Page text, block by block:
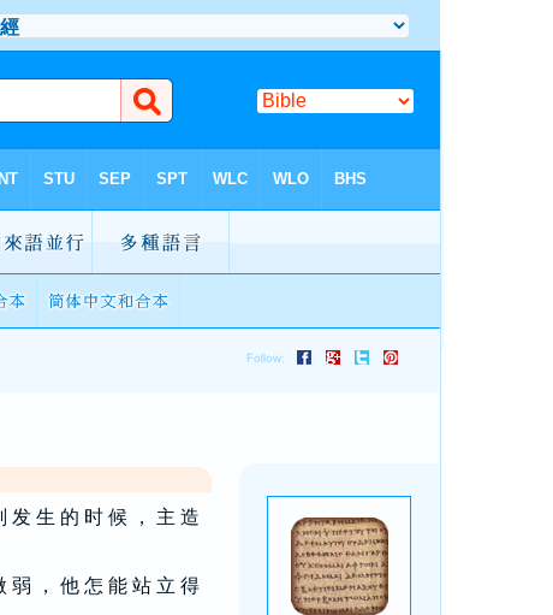
发 生 的 时 候 ， 主 造
弱 ， 他 怎 能 站 立 得